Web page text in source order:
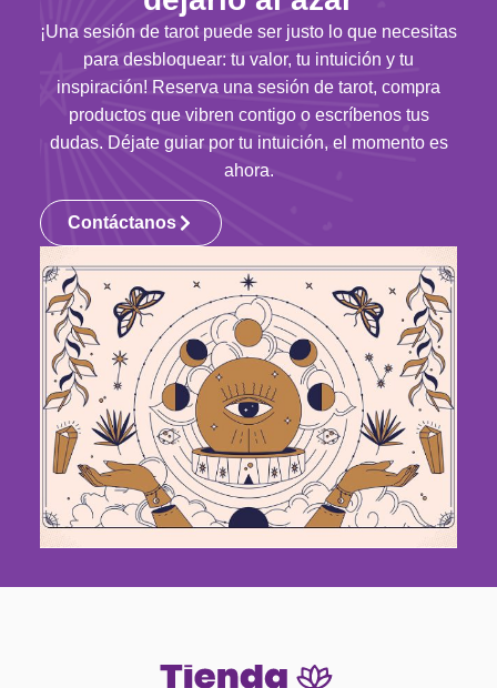
¡Una sesión de tarot puede ser justo lo que necesitas
para desbloquear: tu valor, tu intuición y tu
inspiración! Reserva una sesión de tarot, compra
productos que vibren contigo o escríbenos tus
dudas. Déjate guiar por tu intuición, el momento es
ahora.
Contáctanos